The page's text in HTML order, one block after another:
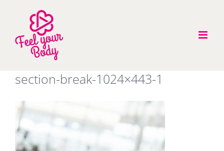
springen
section-break-1024×443-1